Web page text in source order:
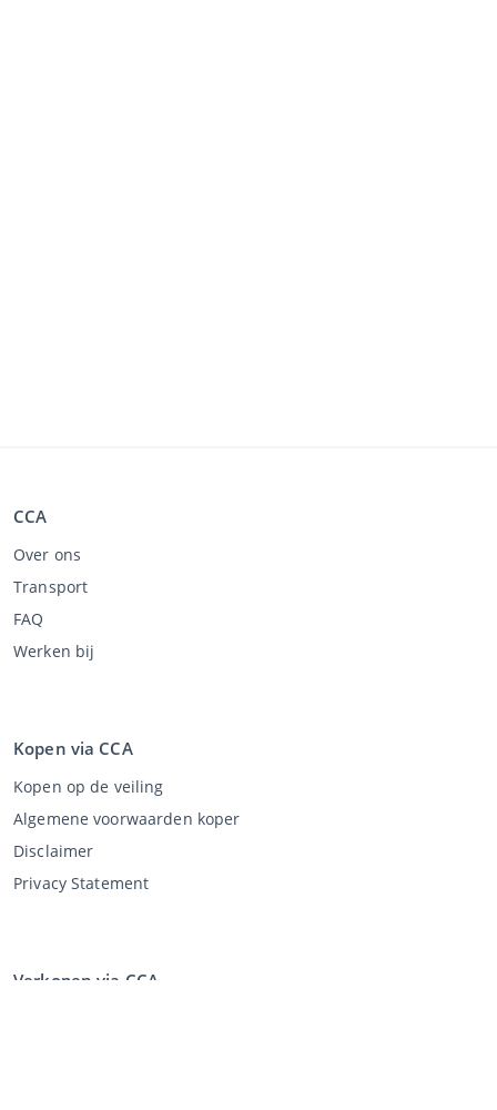
CCA
Over ons
Transport
FAQ
Werken bij
Kopen via CCA
Kopen op de veiling
Algemene voorwaarden koper
Disclaimer
Privacy Statement
Verkopen via CCA